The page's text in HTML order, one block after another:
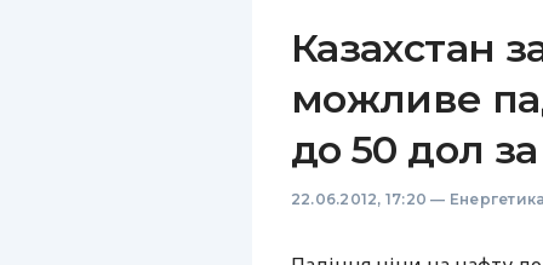
Казахстан
можливе
до 50 дол
22.06.2012, 17:20 — Енергетика